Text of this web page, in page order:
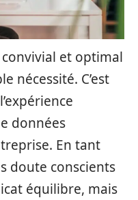
et optimal
nécessité. C’est
données
En tant
doute conscients
équilibre, mais